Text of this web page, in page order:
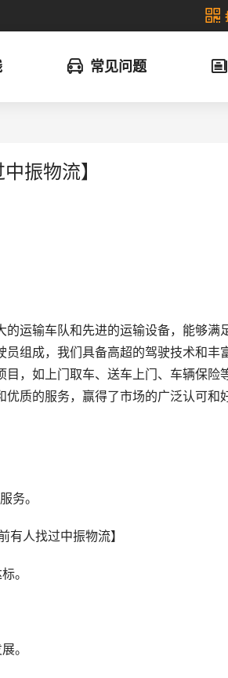
常见问题
振物流】
运输车队和先进的运输设备，能够满
组成，我们具备高超的驾驶技术和丰
，如上门取车、送车上门、车辆保险
质的服务，赢得了市场的广泛认可和
务。
。
。